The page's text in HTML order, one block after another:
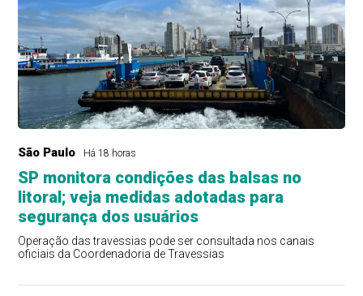
São Paulo Há 18 horas
SP monitora condições das balsas no
litoral; veja medidas adotadas para
segurança dos usuários
Operação das travessias pode ser consultada nos canais
oficiais da Coordenadoria de Travessias